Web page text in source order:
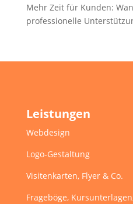
Mehr Zeit für Kunden:
professionelle
Leistungen
Webdesign
Logo-Gestaltung
Visitenkarten, Flyer & Co.
Frageböge,